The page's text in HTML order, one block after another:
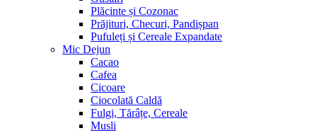
Plăcinte și Cozonac
Prăjituri, Checuri, Pandișpan
Pufuleți și Cereale Expandate
Mic Dejun
Cacao
Cafea
Cicoare
Ciocolată Caldă
Fulgi, Tărâțe, Cereale
Musli